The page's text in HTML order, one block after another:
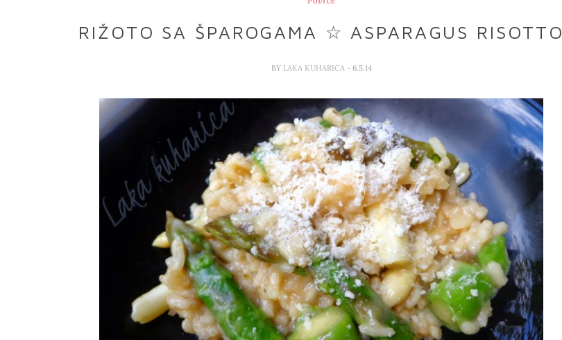
RIŽOTO SA ŠPAROGAMA ☆ ASPARAGUS RISOTTO
BY LAKA KUHARICA - 6.5.14